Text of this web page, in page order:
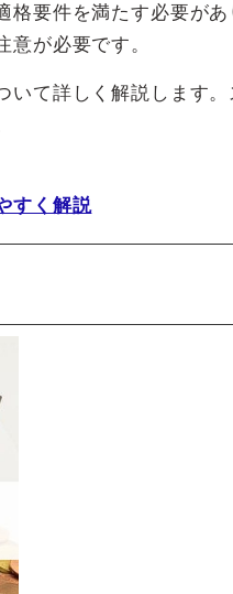
格要件を満たす必要があ
意が必要です。
て詳しく解説します。
すく解説